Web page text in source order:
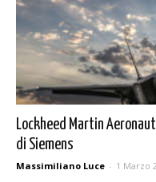
Lockheed Martin
di Siemens
Massimiliano Luce - 1 Marzo